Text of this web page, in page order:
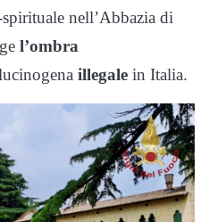
nell’Abbazia di
l’ombra
illegale in Italia.